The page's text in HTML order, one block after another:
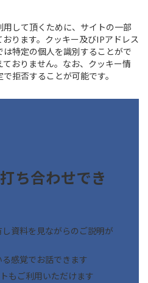
して頂くために、サイトの一部
ります。クッキー及びIPアドレス
特定の個人を識別することがで
おりません。なお、クッキー情
拒否することが可能です。
ち合わせでき
資料を見ながらのご説明が
感覚でお話できます
もご利用いただけます